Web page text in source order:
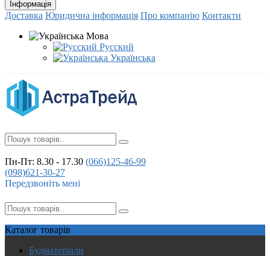
Інформація
Доставка Юридична інформація Про компанію Контакти
Мова
Русский
Українська
Пн-Пт: 8.30 - 17.30 (066)125-46-99
(098)621-30-27
Передзвоніть мені
Каталог товарів
Будматеріали